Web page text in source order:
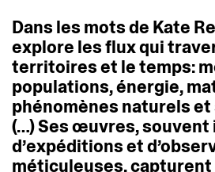
Dans les motsde Kate
explore lesfluxqui
territoireset letemps:
populations,énergie,
phénomènes naturelset
(…)Sesœuvres,souvent
d’expéditionset
méticuleuses,capturent